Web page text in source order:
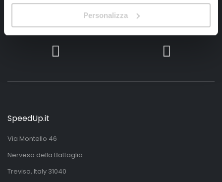
Personalizza
Segui SPEEDUP.IT
SpeedUp.it
Via Montello 46
Nervesa della Battaglia
Treviso, Italy 31040